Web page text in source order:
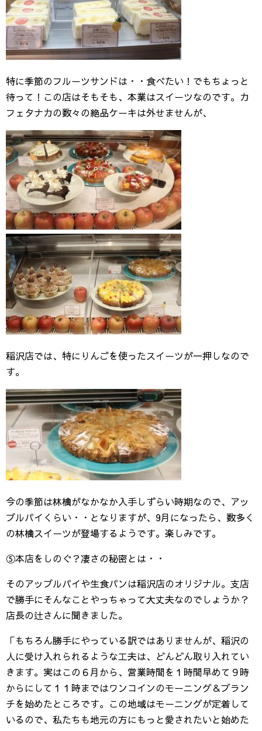
特に季節のフルーツサンドは・・食べたい！でもちょっと
待って！この店はそもそも、本業はスイーツなのです。カ
フェタナカの数々の絶品ケーキは外せませんが、
稲沢店では、特にりんごを使ったスイーツが一押しなので
す。
今の季節は林檎がなかなか入手しずらい時期なので、アッ
プルパイくらい・・となりますが、9月になったら、数多く
の林檎スイーツが登場するようです。楽しみです。
⑤本店をしのぐ？凄さの秘密とは・・
そのアップルパイや生食パンは稲沢店のオリジナル。支店
で勝手にそんなことやっちゃって大丈夫なのでしょうか？
店長の辻さんに聞きました。
「もちろん勝手にやっている訳ではありませんが、稲沢の
人に受け入れられるような工夫は、どんどん取り入れてい
きます。実はこの６月から、営業時間を１時間早めて９時
からにして１１時まではワンコインのモーニング＆ブラン
チを始めたところです。この地域はモーニングが定着して
いるので、私たちも地元の方にもっと愛されたいと始めた